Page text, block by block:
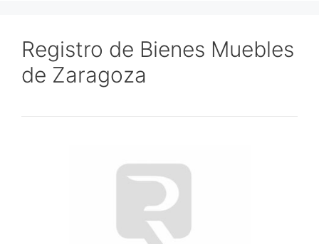
Registro de Bienes Muebles
de Zaragoza